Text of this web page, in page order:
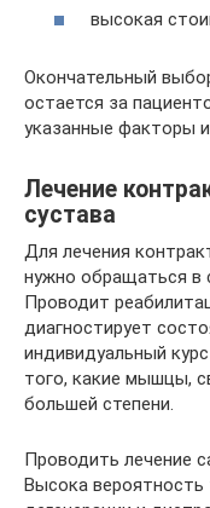
высокая
Окончательный
остается за
указанные факторы
Лечение
сустава
Для лечения
нужно обращаться в
Проводит
диагностирует
индивидуальный
того, какие мышцы,
большей степени.
Проводить лечение
Высока вероятность